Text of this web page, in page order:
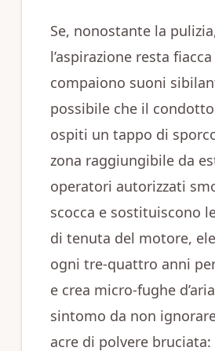
Se, nonostante la
l’aspirazione resta
compaiono suoni
possibile che il
ospiti un tappo di
zona raggiungibile da
operatori autorizzati
scocca e sostituiscono
di tenuta del motore,
ogni tre‑quattro anni
e crea micro‑fughe
sintomo da non
acre di polvere